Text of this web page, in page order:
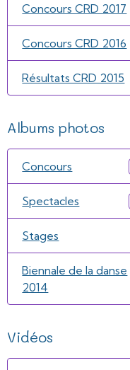
Concours CRD 2017
Concours CRD 2016
Résultats CRD 2015
Albums photos
Concours
Spectacles
Stages
Biennale de la danse
2014
Vidéos